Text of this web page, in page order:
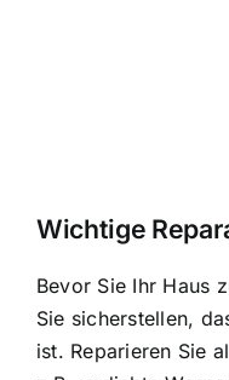
Wichtige
Bevor Sie Ihr Haus
Sie sicherstellen,
ist. Reparieren Sie